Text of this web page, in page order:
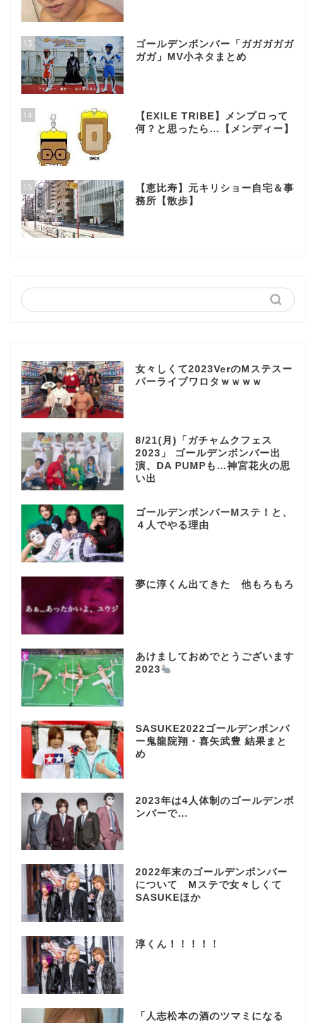
13
ゴールデンボンバー「ガガガガガ
ガガ」MV小ネタまとめ
14
【EXILE TRIBE】メンプロって
何？と思ったら…【メンディー】
15
【恵比寿】元キリショー自宅＆事
務所【散歩】
女々しくて2023VerのMステスー
パーライブワロタｗｗｗｗ
8/21(月)「ガチャムクフェス
2023」 ゴールデンボンバー出
演、DA PUMPも…神宮花火の思
い出
ゴールデンボンバーMステ！と、
４人でやる理由
夢に淳くん出てきた 他もろもろ
あけましておめでとうございます
2023
SASUKE2022ゴールデンボンバ
ー鬼龍院翔・喜矢武豊 結果まと
め
2023年は4人体制のゴールデンボ
ンバーで…
2022年末のゴールデンボンバー
について Mステで女々しくて
SASUKEほか
淳くん！！！！！
「人志松本の酒のツマミになる